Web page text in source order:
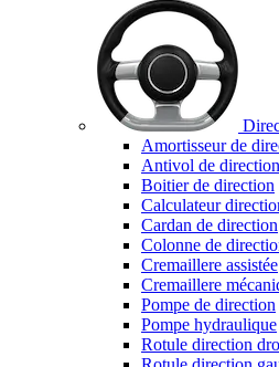
Amortisseur de
Antivol de direction
Boitier de direction
Calculateur
Cardan de direction
Colonne de
Cremaillere assistée
Cremaillere
Pompe de direction
Pompe hydraulique
Rotule direction